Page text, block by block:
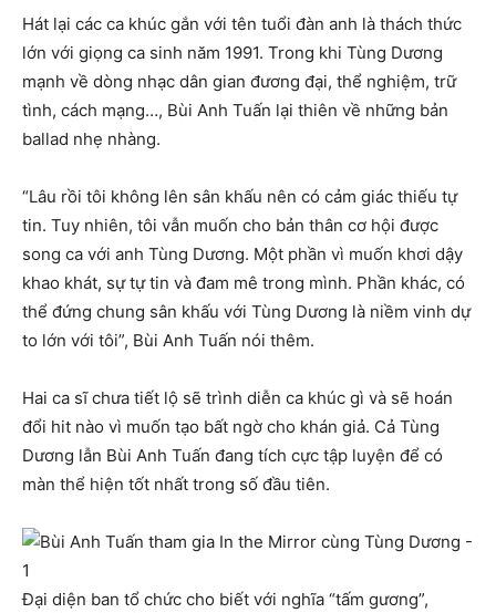
Hát lại các ca khúc gắn với tên tuổi đàn anh là thách thức
lớn với giọng ca sinh năm 1991. Trong khi Tùng Dương
mạnh về dòng nhạc dân gian đương đại, thể nghiệm, trữ
tình, cách mạng…, Bùi Anh Tuấn lại thiên về những bản
ballad nhẹ nhàng.
“Lâu rồi tôi không lên sân khấu nên có cảm giác thiếu tự
tin. Tuy nhiên, tôi vẫn muốn cho bản thân cơ hội được
song ca với anh Tùng Dương. Một phần vì muốn khơi dậy
khao khát, sự tự tin và đam mê trong mình. Phần khác, có
thể đứng chung sân khấu với Tùng Dương là niềm vinh dự
to lớn với tôi”, Bùi Anh Tuấn nói thêm.
Hai ca sĩ chưa tiết lộ sẽ trình diễn ca khúc gì và sẽ hoán
đổi hit nào vì muốn tạo bất ngờ cho khán giả. Cả Tùng
Dương lẫn Bùi Anh Tuấn đang tích cực tập luyện để có
màn thể hiện tốt nhất trong số đầu tiên.
Đại diện ban tổ chức cho biết với nghĩa “tấm gương”,